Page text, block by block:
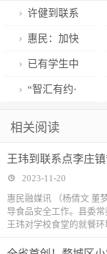
许健到联系
点胡集镇督导
食品安全工作
惠民：加快
项目建设 推动
教育高质量发
已有学生中
招！预防须知
“智汇有约·
青年高层次人
行
相关阅读
王玮到联系点李庄
2023-11-20
惠民融媒讯 （杨倩文 董
导食品安全工作。县委
王玮对学校食堂的就餐